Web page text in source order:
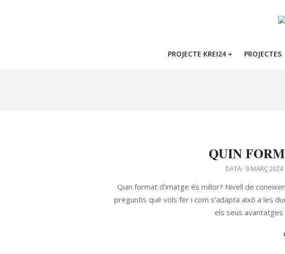
PROJECTE KREI24 PROJECTES
QUIN
DATA: 9 MARÇ 2024
Quin format d’imatge és millor? Nivell de
preguntis què vols fer i com s’adapta això a les
els seus